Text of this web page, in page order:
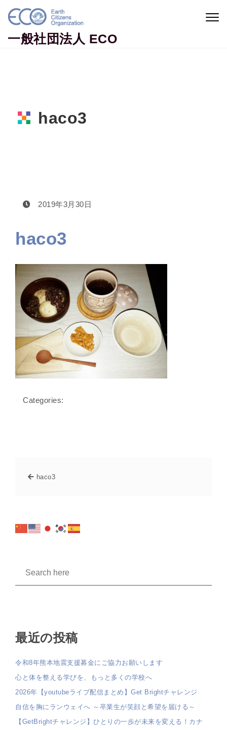
Skip to content
一般社団法人 ECO
haco3
2019年3月30日
haco3
Categories:
haco3
最近の投稿
令和8年熊本地震支援募金にご協力お願いします
心と体を整える学びを、もっと多くの学校へ
2026年【youtubeライブ配信まとめ】Get Brightチャレンジ
自信を胸にランウェイへ ～卒業生が笑顔と希望を届ける～
【GetBrightチャレンジ】ひとりの一歩が未来を変える！カナ